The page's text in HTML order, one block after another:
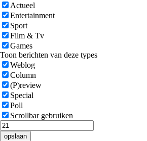
Actueel
Entertainment
Sport
Film & Tv
Games
Toon berichten van deze types
Weblog
Column
(P)review
Special
Poll
Scrollbar gebruiken
opslaan